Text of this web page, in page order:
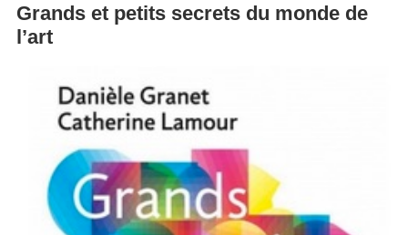
Grands et petits secrets du monde de
l’art